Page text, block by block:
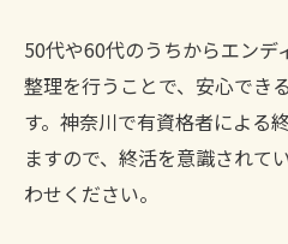
50代や60代のうちからエン
整理を行うことで、安心でき
す。神奈川で有資格者による
ますので、終活を意識されて
わせください。